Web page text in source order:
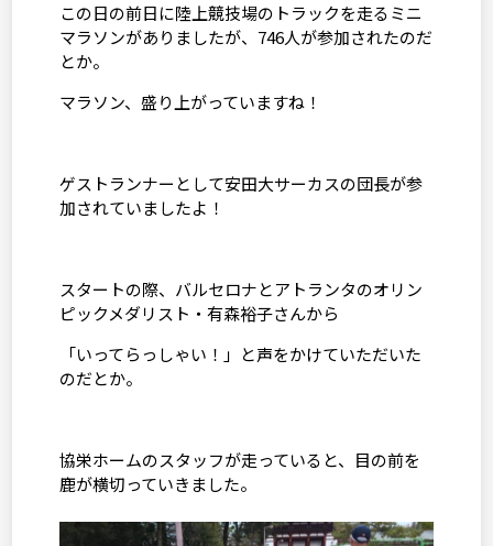
この日の前日に陸上競技場のトラックを走るミニ
マラソンがありましたが、 746人が参加されたのだ
とか。
マラソン、盛り上がっていますね！
ゲストランナーとして安田大サーカスの団長が参
加されていましたよ！
スタートの際、バルセロナとアトランタのオリン
ピックメダリスト・有森裕子さんから
「いってらっしゃい！」と声をかけていただいた
のだとか。
協栄ホームのスタッフが走っていると、目の前を
鹿が横切っていきました。